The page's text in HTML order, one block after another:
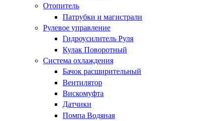
Отопитель
Патрубки и магистрали
Рулевое управление
Гидроусилитель Руля
Кулак Поворотный
Система охлаждения
Бачок расширительный
Вентилятор
Вискомуфта
Датчики
Помпа Водяная